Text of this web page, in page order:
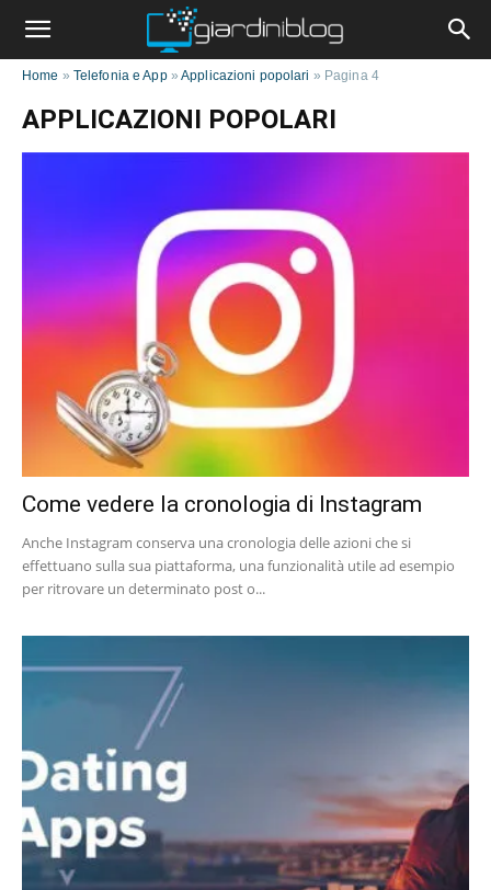
Home » Telefonia e App»Applicazioni popolari » Pagina 4
APPLICAZIONI POPOLARI
Come vedere la cronologia di Instagram
Anche Instagram conserva una cronologia delle azioni che si
effettuano sulla sua piattaforma, una funzionalità utile ad esempio
per ritrovare un determinato post o...